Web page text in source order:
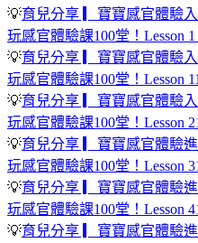
💡育兒分享 ▎寶寶感官體驗
玩感官體驗課100堂！Lesson 1
💡育兒分享 ▎寶寶感官體驗
玩感官體驗課100堂！Lesson
💡育兒分享 ▎寶寶感官體驗
玩感官體驗課100堂！Lesson
💡育兒分享 ▎寶寶感官體驗
玩感官體驗課100堂！Lesson
💡育兒分享 ▎寶寶感官體驗
玩感官體驗課100堂！Lesson
💡育兒分享 ▎寶寶感官體驗